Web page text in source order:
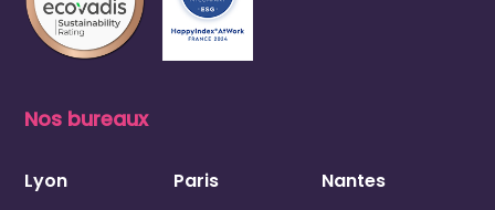
Nos bureaux
Lyon
Paris Nantes